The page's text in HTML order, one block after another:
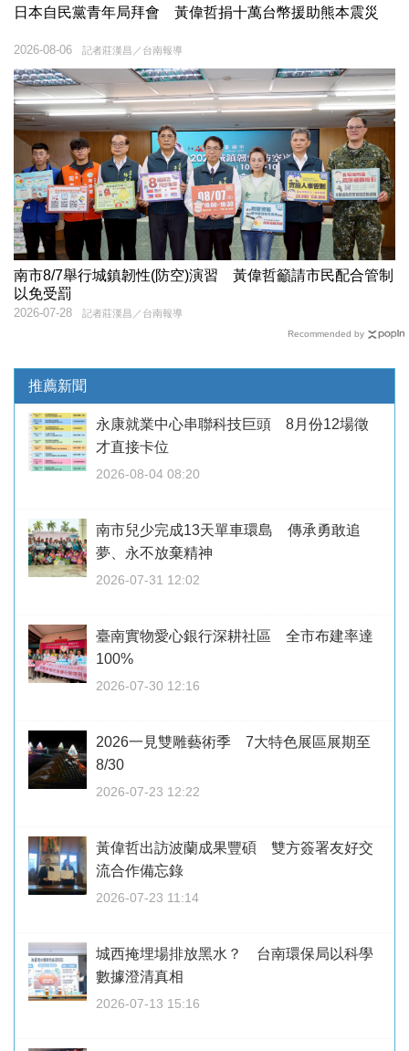
日本自民黨青年局拜會 黃偉哲捐十萬台幣援助熊本震災
記者莊漢昌／台南報導
2026-08-06
南市8/7舉行城鎮韌性(防空)演習 黃偉哲籲請市民配合管制
以免受罰
記者莊漢昌／台南報導
2026-07-28
Recommended by
推薦新聞
永康就業中心串聯科技巨頭 8月份12場徵
才直接卡位
2026-08-04 08:20
南市兒少完成13天單車環島 傳承勇敢追
夢、永不放棄精神
2026-07-31 12:02
臺南實物愛心銀行深耕社區 全市布建率達
100%
2026-07-30 12:16
2026一見雙雕藝術季 7大特色展區展期至
8/30
2026-07-23 12:22
黃偉哲出訪波蘭成果豐碩 雙方簽署友好交
流合作備忘錄
2026-07-23 11:14
城西掩埋場排放黑水？ 台南環保局以科學
數據澄清真相
2026-07-13 15:16